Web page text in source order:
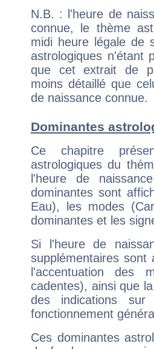
N.B. : l'heure de
connue, le thème
midi heure légale de
astrologiques n'étant
que cet extrait de
moins détaillé que
de naissance connue.
Dominantes
Ce chapitre
astrologiques du
l'heure de
dominantes sont
Eau), les modes
dominantes et les
Si l'heure de
supplémentaires sont
l'accentuation des
cadentes), ainsi que
des indications sur
fonctionnement
Ces dominantes